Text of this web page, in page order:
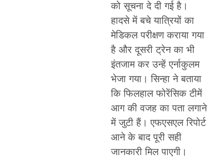
को सूचना दे दी गई है।
हादसे में बचे यात्रियों का
मेडिकल परीक्षण कराया गया
है और दूसरी ट्रेन का भी
इंतजाम कर उन्हें एर्नाकुलम
भेजा गया। सिन्हा ने बताया
कि फिलहाल फोरेंसिक टीमें
आग की वजह का पता लगाने
में जुटी हैं। एफएसएल रिपोर्ट
आने के बाद पूरी सही
जानकारी मिल पाएगी।